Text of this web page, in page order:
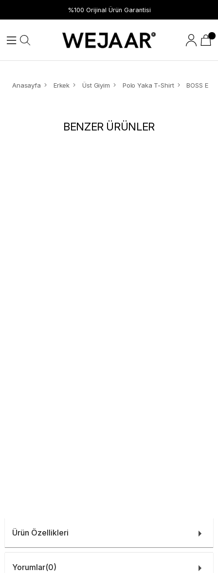
%100 Orijinal Ürün Garantisi
Hızlı Teslimat
Anasayfa Erkek Üst Giyim Polo Yaka T-Shirt
BENZER ÜRÜNLER
Ürün Özellikleri
Yorumlar(0)